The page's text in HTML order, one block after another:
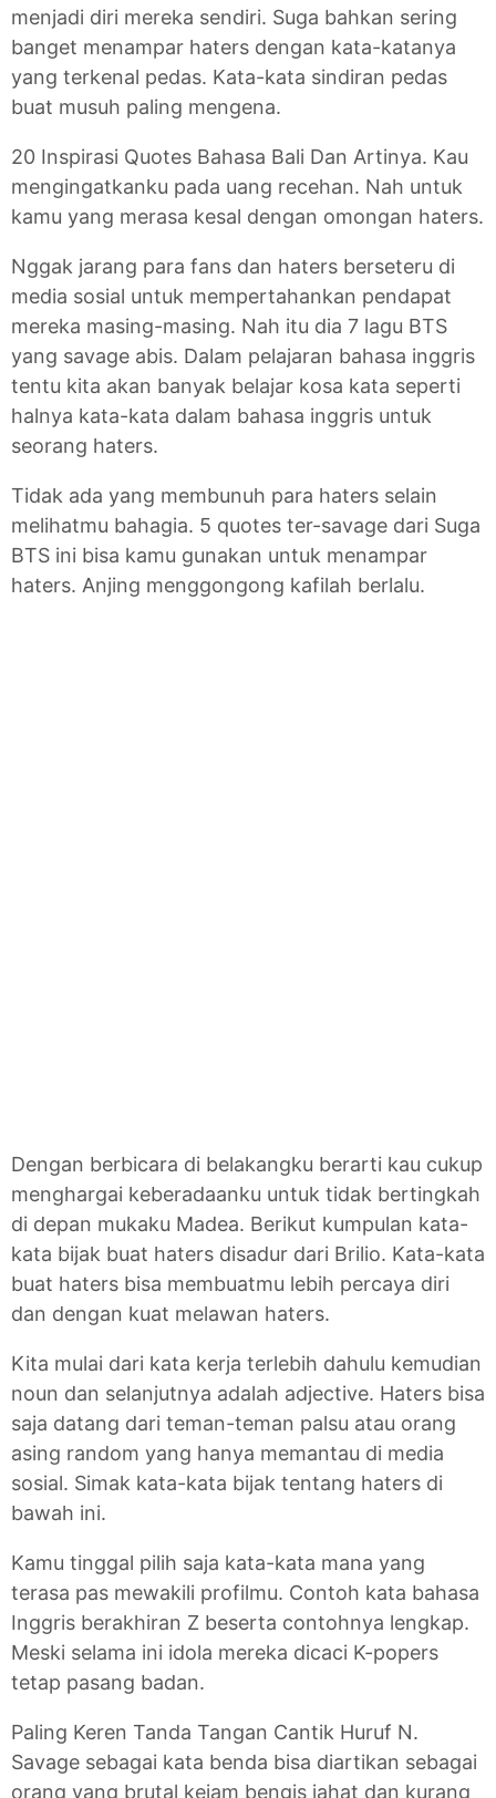
menjadi diri mereka sendiri. Suga bahkan sering
banget menampar haters dengan kata-katanya
yang terkenal pedas. Kata-kata sindiran pedas
buat musuh paling mengena.
20 Inspirasi Quotes Bahasa Bali Dan Artinya. Kau
mengingatkanku pada uang recehan. Nah untuk
kamu yang merasa kesal dengan omongan haters.
Nggak jarang para fans dan haters berseteru di
media sosial untuk mempertahankan pendapat
mereka masing-masing. Nah itu dia 7 lagu BTS
yang savage abis. Dalam pelajaran bahasa inggris
tentu kita akan banyak belajar kosa kata seperti
halnya kata-kata dalam bahasa inggris untuk
seorang haters.
Tidak ada yang membunuh para haters selain
melihatmu bahagia. 5 quotes ter-savage dari Suga
BTS ini bisa kamu gunakan untuk menampar
haters. Anjing menggongong kafilah berlalu.
Dengan berbicara di belakangku berarti kau cukup
menghargai keberadaanku untuk tidak bertingkah
di depan mukaku Madea. Berikut kumpulan kata-
kata bijak buat haters disadur dari Brilio. Kata-kata
buat haters bisa membuatmu lebih percaya diri
dan dengan kuat melawan haters.
Kita mulai dari kata kerja terlebih dahulu kemudian
noun dan selanjutnya adalah adjective. Haters bisa
saja datang dari teman-teman palsu atau orang
asing random yang hanya memantau di media
sosial. Simak kata-kata bijak tentang haters di
bawah ini.
Kamu tinggal pilih saja kata-kata mana yang
terasa pas mewakili profilmu. Contoh kata bahasa
Inggris berakhiran Z beserta contohnya lengkap.
Meski selama ini idola mereka dicaci K-popers
tetap pasang badan.
Paling Keren Tanda Tangan Cantik Huruf N.
Savage sebagai kata benda bisa diartikan sebagai
orang yang brutal kejam bengis jahat dan kurang